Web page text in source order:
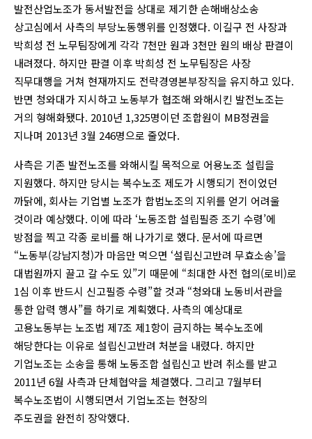
발전산업노조가 동서발전을 상대로 제기한 손해배상소송
상고심에서 사측의 부당노동행위를 인정했다. 이길구 전 사장과
박희성 전 노무팀장에게 각각 7천만 원과 3천만 원의 배상 판결이
내려졌다. 하지만 판결 이후 박희성 전 노무팀장은 사장
직무대행을 거쳐 현재까지도 전략경영본부장직을 유지하고 있다.
반면 청와대가 지시하고 노동부가 협조해 와해시킨 발전노조는
거의 형해화됐다. 2010년 1,325명이던 조합원이 MB정권을
지나며 2013년 3월 246명으로 줄었다.
사측은 기존 발전노조를 와해시킬 목적으로 어용노조 설립을
지원했다. 하지만 당시는 복수노조 제도가 시행되기 전이었던
까닭에, 회사는 기업별 노조가 합법노조의 지위를 얻기 어려울
것이라 예상했다. 이에 따라 ‘노동조합 설립필증 조기 수령’에
방점을 찍고 각종 로비를 해 나가기로 했다. 문서에 따르면
“노동부(강남지청)가 마음만 먹으면 ‘설립신고반려 무효소송’을
대법원까지 끌고 갈 수도 있”기 때문에 “최대한 사전 협의(로비)로
1심 이후 반드시 신고필증 수령”할 것과 “청와대 노동비서관을
통한 압력 행사”를 하기로 계획했다. 사측의 예상대로
고용노동부는 노조법 제7조 제1항이 금지하는 복수노조에
해당한다는 이유로 설립신고반려 처분을 내렸다. 하지만
기업노조는 소송을 통해 노동조합 설립신고 반려 취소를 받고
2011년 6월 사측과 단체협약을 체결했다. 그리고 7월부터
복수노조법이 시행되면서 기업노조는 현장의
주도권을 완전히 장악했다.